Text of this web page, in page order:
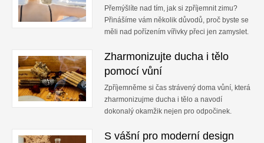
Přemýšlíte nad tím, jak si zpříjemnit zimu?
Přinášíme vám několik důvodů, proč byste se
měli nad pořízením vířivky přeci jen zamyslet.
Zharmonizujte ducha i tělo
pomocí vůní
Zpříjemněme si čas strávený doma vůní, která
zharmonizujme ducha i tělo a navodí
dokonalý okamžik nejen pro odpočinek.
S vášní pro moderní design